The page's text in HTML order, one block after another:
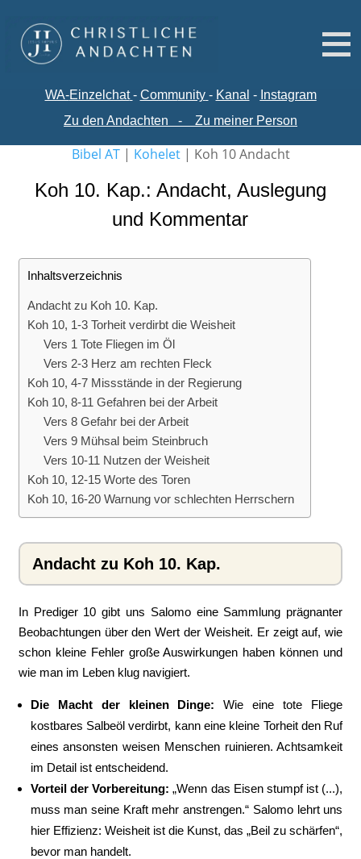
WA-Einzelchat - Community - Kanal - Instagram
Zu den Andachten
- Zu meiner Person
Bibel AT| Kohelet| Koh 10 Andacht
Koh 10. Kap.: Andacht, Auslegung
und Kommentar
Inhaltsverzeichnis
Andacht zu Koh 10. Kap.
Koh 10, 1-3 Torheit verdirbt die Weisheit
Vers 1 Tote Fliegen im Öl
Vers 2-3 Herz am rechten Fleck
Koh 10, 4-7 Missstände in der Regierung
Koh 10, 8-11 Gefahren bei der Arbeit
Vers 8 Gefahr bei der Arbeit
Vers 9 Mühsal beim Steinbruch
Vers 10-11 Nutzen der Weisheit
Koh 10, 12-15 Worte des Toren
Koh 10, 16-20 Warnung vor schlechten Herrschern
Andacht zu Koh 10. Kap.
In Prediger 10 gibt uns Salomo eine Sammlung prägnanter
Beobachtungen über den Wert der Weisheit. Er zeigt auf, wie
schon kleine Fehler große Auswirkungen haben können und
wie man im Leben klug navigiert.
Die Macht der kleinen Dinge: Wie eine tote Fliege
kostbares Salbeöl verdirbt, kann eine kleine Torheit den Ruf
eines ansonsten weisen Menschen ruinieren. Achtsamkeit
im Detail ist entscheidend.
Vorteil der Vorbereitung: „Wenn das Eisen stumpf ist (...),
muss man seine Kraft mehr anstrengen.“ Salomo lehrt uns
hier Effizienz: Weisheit ist die Kunst, das „Beil zu schärfen“,
bevor man handelt.